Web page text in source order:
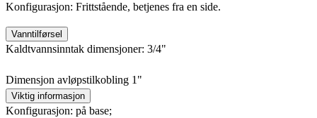
Konfigurasjon: Frittstående, betjenes fra en side.
Vanntilførsel
Kaldtvannsinntak dimensjoner: 3/4"
Dimensjon avløpstilkobling 1"
Viktig informasjon
Konfigurasjon: på base;